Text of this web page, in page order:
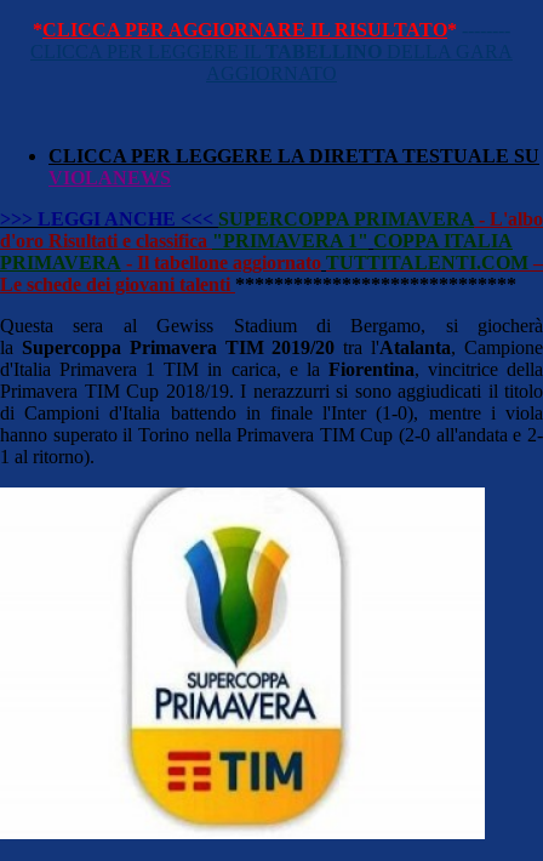
*CLICCA PER AGGIORNARE IL RISULTATO*
CLICCA PER LEGGERE LA DIRETTA TESTUALE SU
VIOLANEWS
>>> LEGGI ANCHE <<< SUPERCOPPA PRIMAVERA - L'albo
d'oro Risultati e classifica "PRIMAVERA 1" COPPA ITALIA
PRIMAVERA - Il tabellone aggiornato TUTTITALENTI.COM –
Le schede dei giovani talenti *****************************
Questa sera al Gewiss Stadium di Bergamo, si giocherà
la Supercoppa Primavera TIM 2019/20 tra l'Atalanta, Campione
d'Italia Primavera 1 TIM in carica, e la Fiorentina, vincitrice della
Primavera TIM Cup 2018/19. I nerazzurri si sono aggiudicati il titolo
di Campioni d'Italia battendo in finale l'Inter (1-0), mentre i viola
hanno superato il Torino nella Primavera TIM Cup (2-0 all'andata e 2-
1 al ritorno).